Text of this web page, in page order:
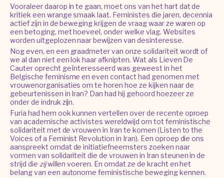
Vooraleer daarop in te gaan, moet ons van het hart dat de
kritiek een wrange smaak laat. Feministes die jaren, decennia
actief zijn in de beweging krijgen de vraag waar ze waren op
een betoging, met hoeveel, onder welke vlag. Websites
worden uitgeplozen naar bewijzen van desinteresse.
Nog even, en een graadmeter van onze solidariteit wordt of
we al dan niet een lok haar afknipten. Wat als Lieven De
Cauter oprecht geïnteresseerd was geweest in het
Belgische feminisme en even contact had genomen met
vrouwenorganisaties om te horen hoe ze kijken naar de
gebeurtenissen in Iran? Dan had hij gehoord hoezeer ze
onder de indruk zijn.
Furia had hem ook kunnen vertellen over de recente oproep
van academische activistes wereldwijd om tot feministische
solidariteit met de vrouwen in Iran te komen (Listen to the
Voices of a Feminist Revolution in Iran). Een oproep die ons
aanspreekt omdat de initiatiefneemsters zoeken naar
vormen van solidariteit die de vrouwen in Iran steunen in de
strijd die zijwillen voeren. En omdat ze de kracht en het
belang van een autonome feministische beweging kennen.